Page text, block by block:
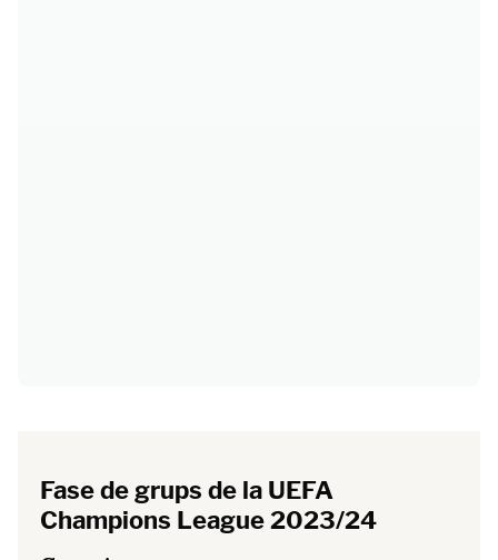
Fase de grups de la UEFA
Champions League 2023/24